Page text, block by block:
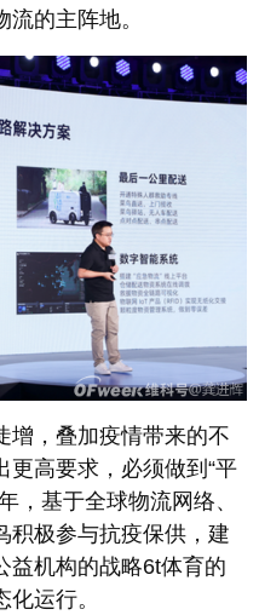
的主阵地。
增，叠加疫情带来的不
更高要求，必须做到“平
，基于全球物流网络、
积极参与抗疫保供，建
益机构的战略6t体育的
运行。